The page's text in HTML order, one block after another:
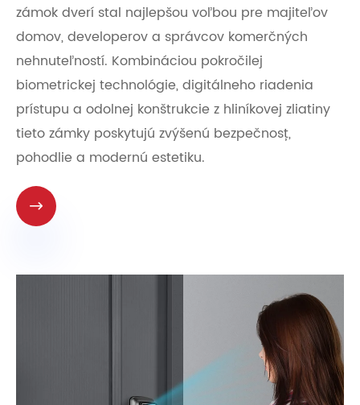
zámok dverí stal najlepšou voľbou pre majiteľov
domov, developerov a správcov komerčných
nehnuteľností. Kombináciou pokročilej
biometrickej technológie, digitálneho riadenia
prístupu a odolnej konštrukcie z hliníkovej zliatiny
tieto zámky poskytujú zvýšenú bezpečnosť,
pohodlie a modernú estetiku.
